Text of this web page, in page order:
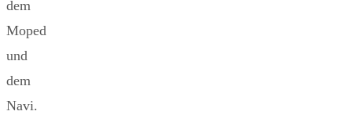
dem
Moped
und
dem
Navi.